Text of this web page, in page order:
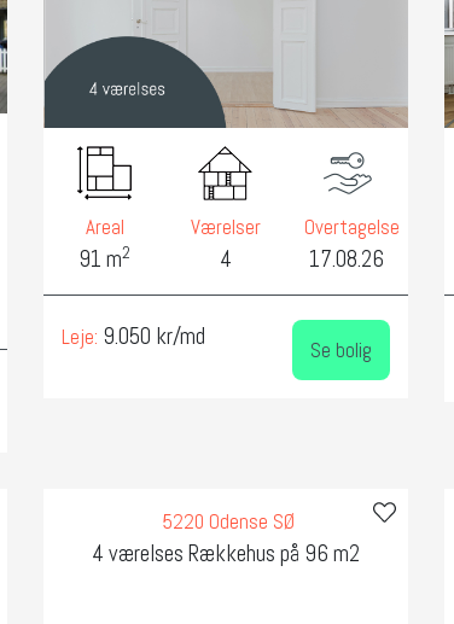
Areal
91 m2
Værelser
4
Overtagelse
17.08.26
Leje: 9.050 kr/md Se bolig
5220 Odense SØ
4 værelses Rækkehus på 96 m2